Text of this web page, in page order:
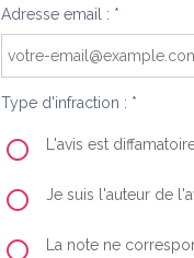
Adresse email : *
Type d'infraction : *
L'avis est
Je suis l'auteur de
La note ne